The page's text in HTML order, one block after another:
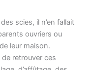
des usinages nets
postures et l’usage
scies, il n’en fallait
scies, il n’en fallait
ouvriers ou
leur maison.
retrouver ces